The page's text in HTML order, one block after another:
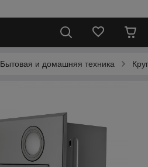
Бытовая и домашняя техника